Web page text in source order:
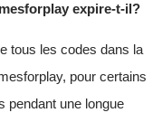
expire-t-il?
tous les codes dans la
pour certains
pendant une longue